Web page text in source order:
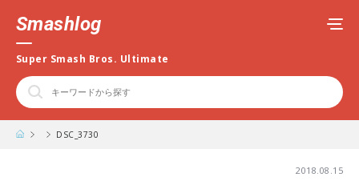
Smashlog
Super Smash Bros. Ultimate
DSC_3730
2018.08.15